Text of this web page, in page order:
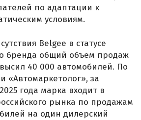
по адаптации к
условиям.
Belgee в статусе
бренда общий объем продаж
40 000 автомобилей. По
«Автомаркетолог», за
года марка входит в
рынка по продажам
на один дилерский